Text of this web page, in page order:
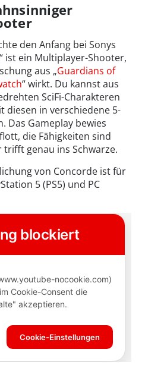
den Anfang bei Sonys
ist ein Multiplayer-Shooter,
aus „Guardians of
“ wirkt. Du kannst aus
SciFi-Charakteren
diesen in verschiedene 5-
Das Gameplay bewies
die Fähigkeiten sind
genau ins Schwarze.
von Concorde ist für
5 (PS5) und PC